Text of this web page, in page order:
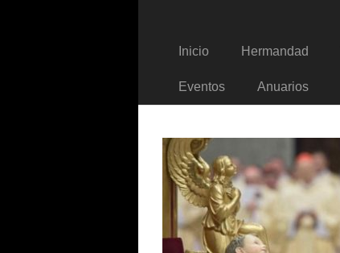
Inicio Hermandad
Eventos Anuarios